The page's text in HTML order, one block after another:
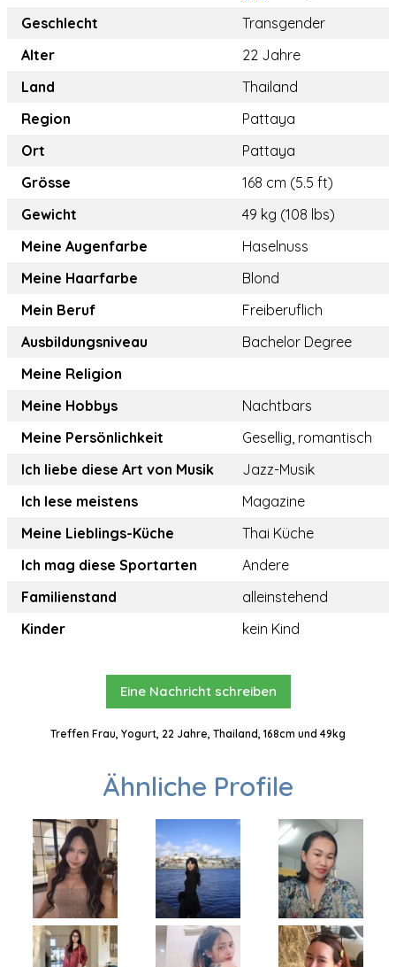
Geschlecht
Transgender
Alter
22 Jahre
Land
Thailand
Region
Pattaya
Ort
Pattaya
Grösse
168 cm (5.5 ft)
Gewicht
49 kg (108 lbs)
Meine Augenfarbe
Haselnuss
Meine Haarfarbe
Blond
Mein Beruf
Freiberuflich
Ausbildungsniveau
Bachelor Degree
Meine Religion
Meine Hobbys
Nachtbars
Meine Persönlichkeit
Gesellig, romantisch
Ich liebe diese Art von Musik
Jazz-Musik
Ich lese meistens
Magazine
Meine Lieblings-Küche
Thai Küche
Ich mag diese Sportarten
Andere
Familienstand
alleinstehend
Kinder
kein Kind
Eine Nachricht schreiben
Treffen Frau, Yogurt, 22 Jahre, Thailand, 168cm und 49kg
Ähnliche Profile